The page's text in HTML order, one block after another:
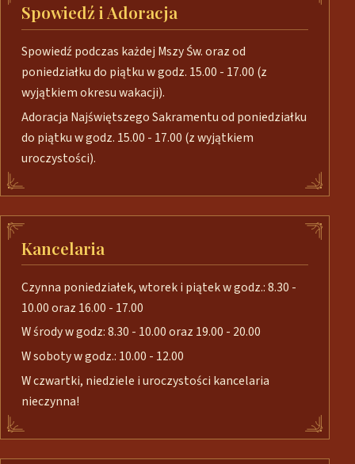
Spowiedź i Adoracja
Spowiedź podczas każdej Mszy Św. oraz od
poniedziałku do piątku w godz. 15.00 - 17.00 (z
wyjątkiem okresu wakacji).
Adoracja Najświętszego Sakramentu od poniedziałku
do piątku w godz. 15.00 - 17.00 (z wyjątkiem
uroczystości).
Kancelaria
Czynna poniedziałek, wtorek i piątek w godz.: 8.30 -
10.00 oraz 16.00 - 17.00
W środy w godz: 8.30 - 10.00 oraz 19.00 - 20.00
W soboty w godz.: 10.00 - 12.00
W czwartki, niedziele i uroczystości kancelaria
nieczynna!